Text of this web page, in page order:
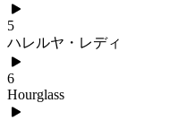
5
ハレルヤ・レディ
6
Hourglass